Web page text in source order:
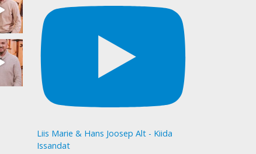
Liis Marie & Hans Joosep Alt - Kiida
Issandat